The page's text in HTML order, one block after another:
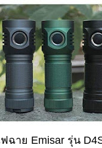
ฉาย Emisar รุ่น